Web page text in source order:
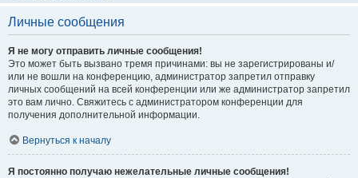
Личные сообщения
Я не могу отправить личные сообщения!
Это может быть вызвано тремя причинами: вы не зарегистрированы и/
или не вошли на конференцию, администратор запретил отправку
личных сообщений на всей конференции или же администратор запретил
это вам лично. Свяжитесь с администратором конференции для
получения дополнительной информации.
Вернуться к началу
Я постоянно получаю нежелательные личные сообщения!